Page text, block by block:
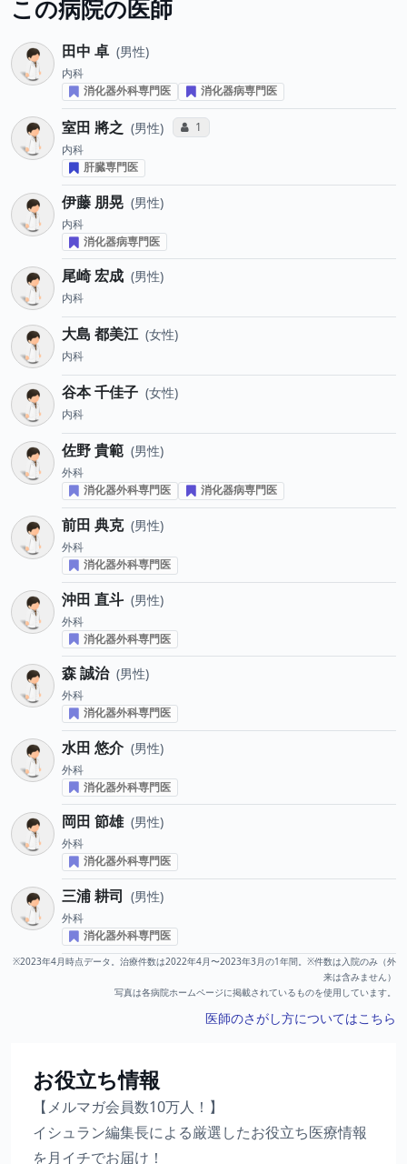
この病院の医師
田中 卓 男性
内科
消化器外科専門医
消化器病専門医
室田 將之 男性 コミュニケーション・タイプ投票数
1
内科
肝臓専門医
伊藤 朋晃 男性
内科
消化器病専門医
尾崎 宏成 男性
内科
大島 都美江 女性
内科
谷本 千佳子 女性
内科
佐野 貴範 男性
外科
消化器外科専門医
消化器病専門医
前田 典克 男性
外科
消化器外科専門医
沖田 直斗 男性
外科
消化器外科専門医
森 誠治 男性
外科
消化器外科専門医
水田 悠介 男性
外科
消化器外科専門医
岡田 節雄 男性
外科
消化器外科専門医
三浦 耕司 男性
外科
消化器外科専門医
※2023年4月時点データ。治療件数は2022年4月〜2023年3月の1年間。※件数は入院のみ（外
来は含みません）
写真は各病院ホームページに掲載されているものを使用しています。
医師のさがし方についてはこちら
お役立ち情報
【メルマガ会員数10万人！】
イシュラン編集長による厳選したお役立ち医療情報
を月イチでお届け！